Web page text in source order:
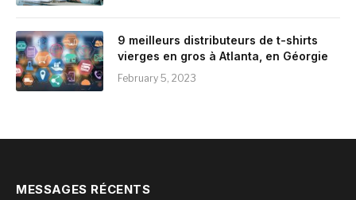
9 meilleurs distributeurs de t-shirts
vierges en gros à Atlanta, en Géorgie
February 5, 2023
MESSAGES RÉCENTS